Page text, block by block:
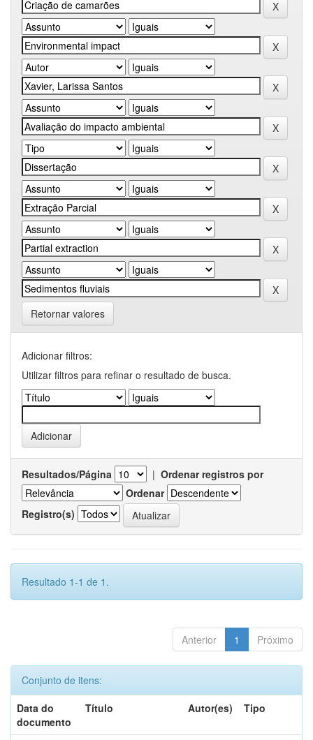
Retornar valores
Adicionar filtros:
Utilizar filtros para refinar o resultado de busca.
Resultados/Página | Ordenar registros por
Ordenar
Registro(s)
Resultado 1-1 de 1.
Anterior 1 Próximo
Conjunto de itens:
Data do
documento
Título Autor(es) Tipo